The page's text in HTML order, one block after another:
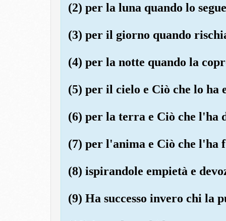
(2) per la luna quando lo
(3) per il giorno quando
(4) per la notte quando la
(5) per il cielo e Ciò che lo ha
(6) per la terra e Ciò che l'ha
(7) per l'anima e Ciò che l'ha
(8) ispirandole empietà e
(9) Ha successo invero chi la